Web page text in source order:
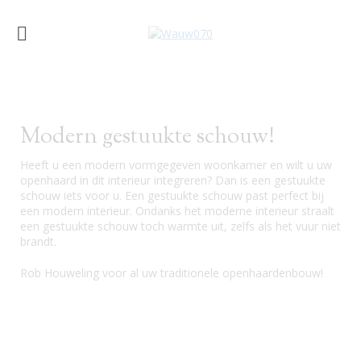
Modern gestuukte schouw!
Heeft u een modern vormgegeven woonkamer en wilt u uw
openhaard in dit interieur integreren? Dan is een gestuukte
schouw iets voor u. Een gestuukte schouw past perfect bij
een modern interieur. Ondanks het moderne interieur straalt
een gestuukte schouw toch warmte uit, zelfs als het vuur niet
brandt.
Rob Houweling voor al uw traditionele openhaardenbouw!